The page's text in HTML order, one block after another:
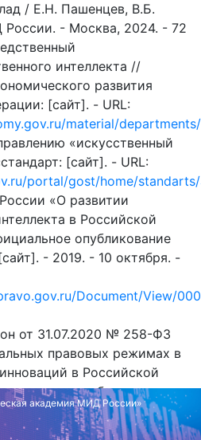
/ Е.Н. Пашенцев, В.Б.
- Москва, 2024. - 72
интеллекта //
развития
[сайт]. - URL:
material/
«искусственный
[сайт]. - URL:
portal/gost/home/
«О развитии
в Российской
опубликование
- 2019. - 10 октября. -
Document/View/
от 31.07.2020 № 258-ФЗ
правовых режимах в
в Российской
опубликование
- 2020. - 31 июля. -
академия МИД России»